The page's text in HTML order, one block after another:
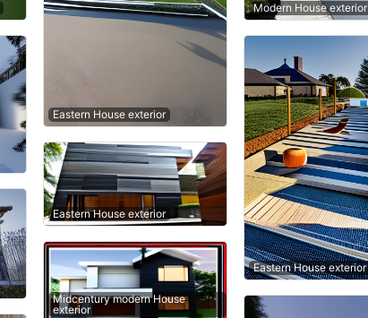
Eastern House exterior
Eastern House exterior
Midcentury modern House
exterior
Modern House exterior
Eastern House exterior